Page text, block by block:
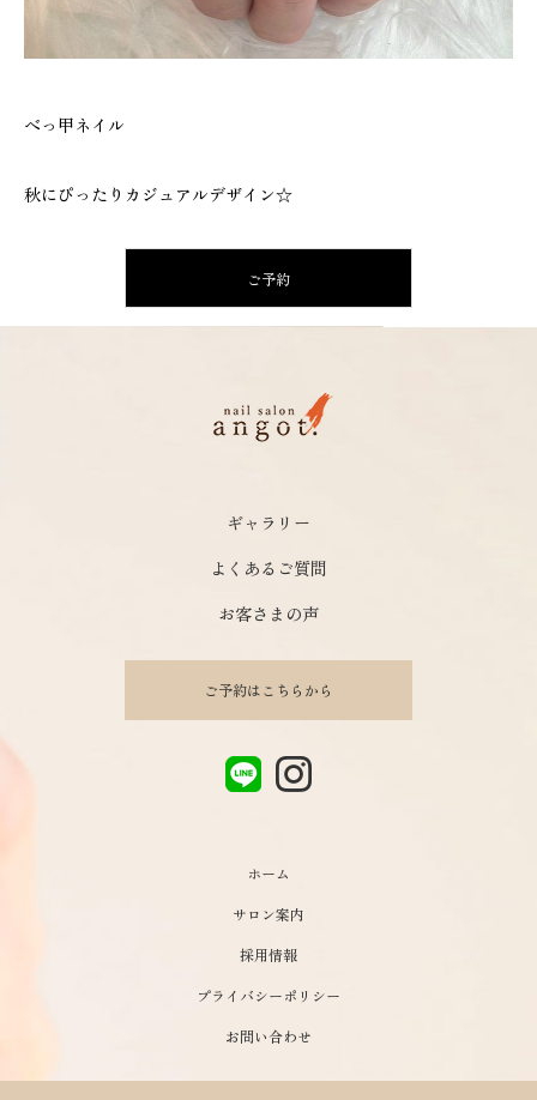
べっ甲ネイル
秋にぴったりカジュアルデザイン☆
ご予約
ギャラリー
よくあるご質問
お客さまの声
ご予約はこちらから
ホーム
サロン案内
採用情報
プライバシーポリシー
お問い合わせ